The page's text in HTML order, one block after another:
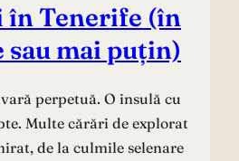
în Tenerife (în
sau mai puțin)
perpetuă. O insulă cu
Multe cărări de explorat
de la culmile selenare